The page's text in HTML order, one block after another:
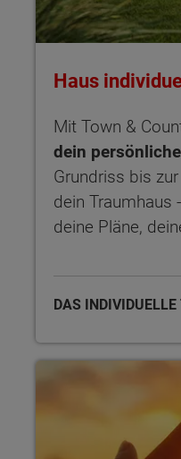
Netto-Raumfläche
Kathedraldecke
Galerie
Netto-Raumfläche
Haus
Mit Town &
dein
Grundriss bis
dein Traumhaus
deine Pläne,
DAS
Sicherheit garantiert